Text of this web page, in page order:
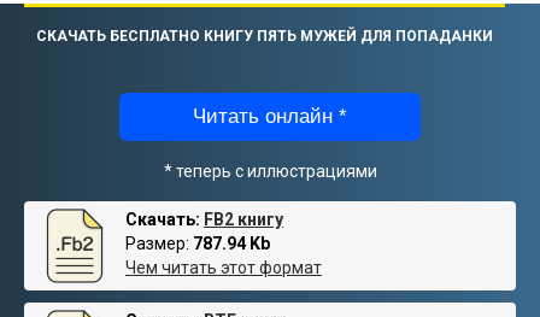
СКАЧАТЬ БЕСПЛАТНО КНИГУ ПЯТЬ МУЖЕЙ ДЛЯ ПОПАДАНКИ
Читать онлайн *
* теперь с иллюстрациями
Скачать: FB2 книгу
Размер: 787.94 Kb
Чем читать этот формат